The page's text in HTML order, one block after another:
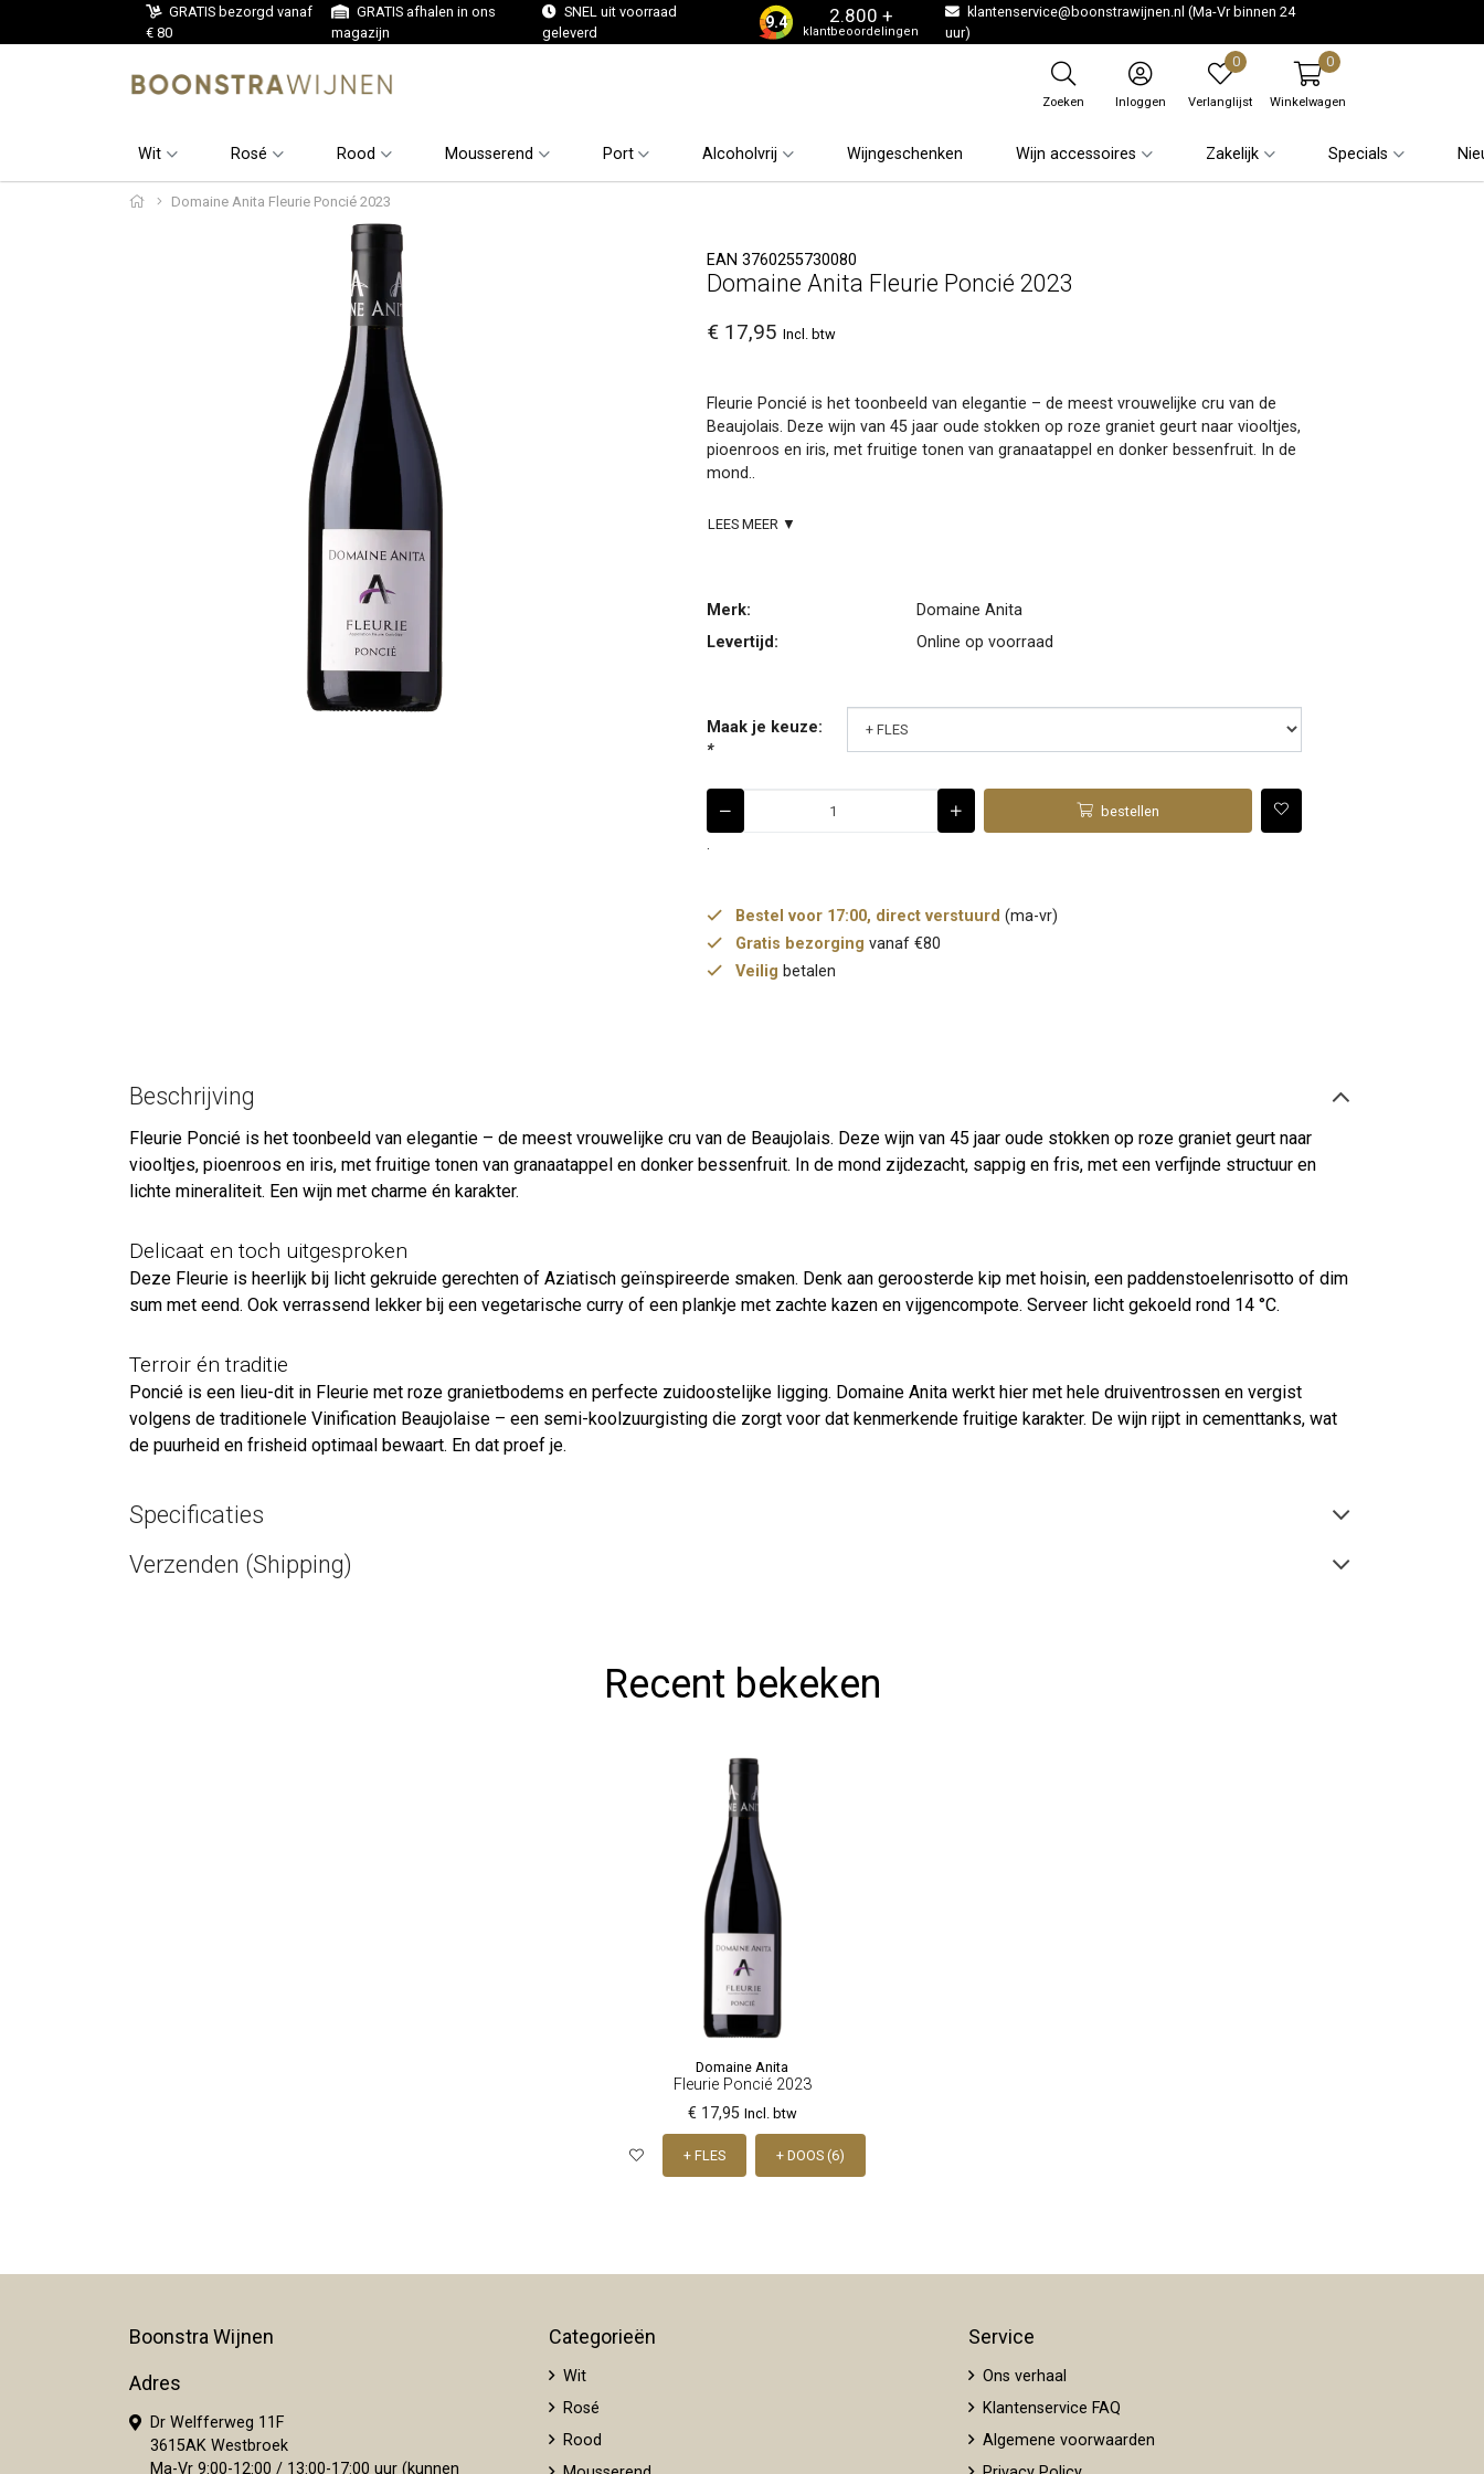
GRATIS bezorgd vanaf
€ 80
GRATIS afhalen in ons
magazijn
SNEL uit voorraad
geleverd
9.4 2.800 +
klantbeoordelingen
klantenservice@boonstrawijnen.nl (Ma-Vr binnen 24
uur)
Zoeken Inloggen
0
Verlanglijst
0
Winkelwagen
Wit Rosé Rood Mousserend Port Alcoholvrij Wijngeschenken Wijn accessoires Zakelijk Specials
Domaine Anita Fleurie Poncié 2023
EAN 3760255730080
Domaine Anita Fleurie Poncié 2023
€ 17,95 Incl. btw
Fleurie Poncié is het toonbeeld van elegantie – de meest vrouwelijke cru van de
Beaujolais. Deze wijn van 45 jaar oude stokken op roze graniet geurt naar viooltjes,
pioenroos en iris, met fruitige tonen van granaatappel en donker bessenfruit. In de
mond..
LEES MEER ▼
Merk:
Domaine Anita
Levertijd:
Online op voorraad
Maak je keuze:
*
bestellen
.
Bestel voor 17:00, direct verstuurd (ma-vr)
Gratis bezorging vanaf €80
Veilig betalen
Beschrijving
Fleurie Poncié is het toonbeeld van elegantie – de meest vrouwelijke cru van de Beaujolais. Deze wijn van 45 jaar oude stokken op roze graniet geurt naar
viooltjes, pioenroos en iris, met fruitige tonen van granaatappel en donker bessenfruit. In de mond zijdezacht, sappig en fris, met een verfijnde structuur en
lichte mineraliteit. Een wijn met charme én karakter.
Delicaat en toch uitgesproken
Deze Fleurie is heerlijk bij licht gekruide gerechten of Aziatisch geïnspireerde smaken. Denk aan geroosterde kip met hoisin, een paddenstoelenrisotto of dim
sum met eend. Ook verrassend lekker bij een vegetarische curry of een plankje met zachte kazen en vijgencompote. Serveer licht gekoeld rond 14 °C.
Terroir én traditie
Poncié is een lieu-dit in Fleurie met roze granietbodems en perfecte zuidoostelijke ligging. Domaine Anita werkt hier met hele druiventrossen en vergist
volgens de traditionele Vinification Beaujolaise – een semi-koolzuurgisting die zorgt voor dat kenmerkende fruitige karakter. De wijn rijpt in cementtanks, wat
de puurheid en frisheid optimaal bewaart. En dat proef je.
Specificaties
Verzenden (Shipping)
Recent bekeken
Domaine Anita
Fleurie Poncié 2023
€ 17,95 Incl. btw
+ FLES + DOOS (6)
Boonstra Wijnen
Adres
Dr Welfferweg 11F
3615AK Westbroek
Ma-Vr 9:00-12:00 / 13:00-17:00 uur (kunnen
Categorieën
Wit
Rosé
Rood
Service
Ons verhaal
Klantenservice FAQ
Algemene voorwaarden